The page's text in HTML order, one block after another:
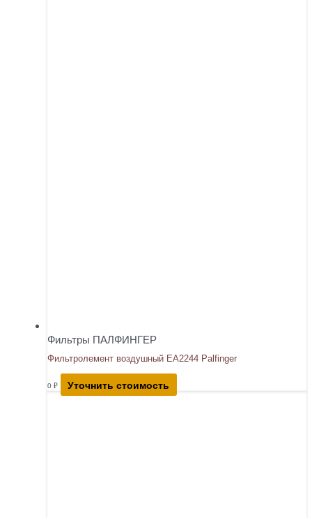
Фильтры ПАЛФИНГЕР
Фильтролемент воздушный EA2244 Palfinger
0 ₽ Уточнить стоимость